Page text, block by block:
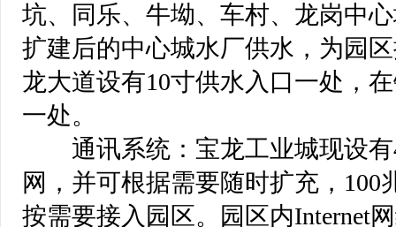
坑、同乐、牛坳、车村、龙岗中
扩建后的中心城水厂供水，为园
龙大道设有10寸供水入口一处，
一处。
通讯系统：宝龙工业城现设有
网，并可根据需要随时扩充，
按需要接入园区。园区内Internet